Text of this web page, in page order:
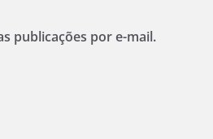
publicações por e-mail.